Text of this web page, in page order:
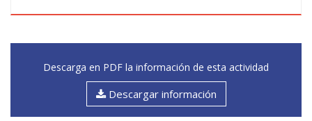
sentidos. “Cocina: Una experiencia
Investigadora del IATA-CSIC.
“La Inteligencia Emocional aplicada al ámbito
culinario: Ejemplos”. Javier Ferrís. Investigador
Descarga en PDF la información de esta actividad
Descargar información